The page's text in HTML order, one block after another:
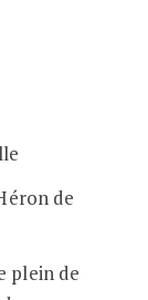
de
plein de